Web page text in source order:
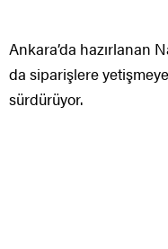
Ankara’da hazırlanan
da siparişlere
sürdürüyor.